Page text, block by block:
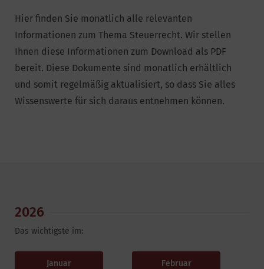
Hier finden Sie monatlich alle relevanten
Informationen zum Thema Steuerrecht. Wir stellen
Ihnen diese Informationen zum Download als PDF
bereit. Diese Dokumente sind monatlich erhältlich
und somit regelmäßig aktualisiert, so dass Sie alles
Wissenswerte für sich daraus entnehmen können.
2026
Das wichtigste im:
Januar Februar